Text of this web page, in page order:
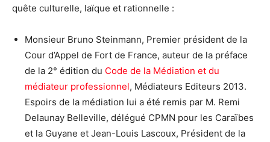
quête culturelle, laïque et rationnelle :
Monsieur Bruno Steinmann, Premier président de la
Cour d’Appel de Fort de France, auteur de la préface
de la 2° édition du Code de la Médiation et du
médiateur professionnel, Médiateurs Editeurs 2013.
Espoirs de la médiation lui a été remis par M. Remi
Delaunay Belleville, délégué CPMN pour les Caraïbes
et la Guyane et Jean-Louis Lascoux, Président de la